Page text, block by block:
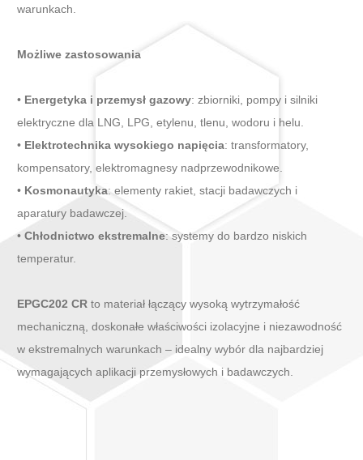
warunkach.
Możliwe zastosowania
• Energetyka i przemysł gazowy: zbiorniki, pompy i silniki
elektryczne dla LNG, LPG, etylenu, tlenu, wodoru i helu.
• Elektrotechnika wysokiego napięcia: transformatory,
kompensatory, elektromagnesy nadprzewodnikowe.
• Kosmonautyka: elementy rakiet, stacji badawczych i
aparatury badawczej.
• Chłodnictwo ekstremalne: systemy do bardzo niskich
temperatur.
EPGC202 CR to materiał łączący wysoką wytrzymałość
mechaniczną, doskonałe właściwości izolacyjne i niezawodność
w ekstremalnych warunkach – idealny wybór dla najbardziej
wymagających aplikacji przemysłowych i badawczych.